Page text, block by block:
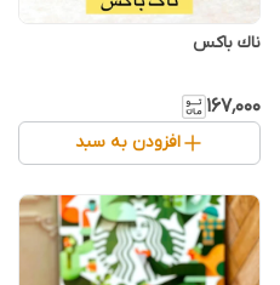
ناك باكس
۱۶۷٬۰۰۰
افزودن به سبد